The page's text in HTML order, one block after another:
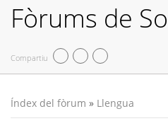
Fòrums de
Compartiu
Índex del fòrum » Llengua